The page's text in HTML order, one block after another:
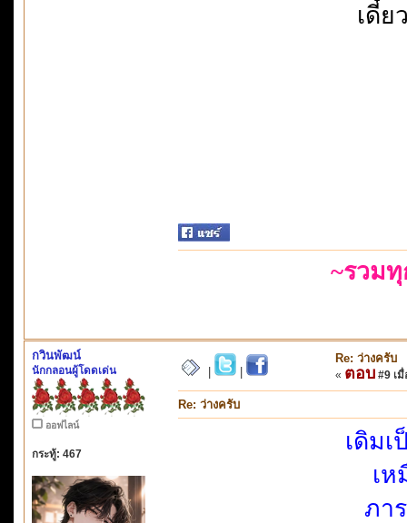
เดี๋ย
~รวม
กวินพัฒน์
นักกลอนผู้โดดเด่น
ออฟไลน์
กระทู้: 467
Re: ว่างครับ
« ตอบ #9 เมื่
Re: ว่างครับ
เดิม
เ
ภา